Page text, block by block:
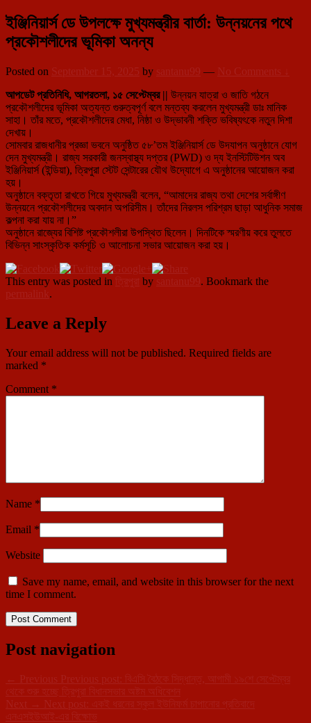
ইঞ্জিনিয়ার্স ডে উপলক্ষে মুখ্যমন্ত্রীর বার্তা: উন্নয়নের পথে
প্রকৌশলীদের ভূমিকা অনন্য
Posted on September 15, 2025 by santanu99 — No Comments ↓
আপডেট প্রতিনিধি, আগরতলা, ১৫ সেপ্টেম্বর || উন্নয়ন যাত্রা ও জাতি গঠনে
প্রকৌশলীদের ভূমিকা অত্যন্ত গুরুত্বপূর্ণ বলে মন্তব্য করলেন মুখ্যমন্ত্রী ডাঃ মানিক
সাহা। তাঁর মতে, প্রকৌশলীদের মেধা, নিষ্ঠা ও উদ্ভাবনী শক্তি ভবিষ্যৎকে নতুন দিশা
দেখায়।
সোমবার রাজধানীর প্রজ্ঞা ভবনে অনুষ্ঠিত ৫৮’তম ইঞ্জিনিয়ার্স ডে উদযাপন অনুষ্ঠানে যোগ
দেন মুখ্যমন্ত্রী। রাজ্য সরকারী জনস্বাস্থ্য দপ্তর (PWD) ও দ্য ইনস্টিটিউশন অব
ইঞ্জিনিয়ার্স (ইন্ডিয়া), ত্রিপুরা স্টেট সেন্টারের যৌথ উদ্যোগে এ অনুষ্ঠানের আয়োজন করা
হয়।
অনুষ্ঠানে বক্তৃতা রাখতে গিয়ে মুখ্যমন্ত্রী বলেন, “আমাদের রাজ্য তথা দেশের সর্বাঙ্গীণ
উন্নয়নে প্রকৌশলীদের অবদান অপরিসীম। তাঁদের নিরলস পরিশ্রম ছাড়া আধুনিক সমাজ
কল্পনা করা যায় না।”
অনুষ্ঠানে রাজ্যের বিশিষ্ট প্রকৌশলীরা উপস্থিত ছিলেন। দিনটিকে স্মরণীয় করে তুলতে
বিভিন্ন সাংস্কৃতিক কর্মসূচি ও আলোচনা সভার আয়োজন করা হয়।
This entry was posted in ত্রিপুরা by santanu99. Bookmark the
permalink.
Leave a Reply
Your email address will not be published. Required fields are
marked *
Comment *
Name *
Email *
Website
Save my name, email, and website in this browser for the next
time I comment.
Post navigation
← Previous Previous post:
বিএসি বৈঠকে সিদ্ধান্ত, আগামী ১৯শে সেপ্টেম্বর
থেকে শুরু হচ্ছে ত্রিপুরা বিধানসভার অষ্টম অধিবেশন
Next → Next post:
একই ধরনের স্কুল ইউনিফর্ম চাপানোর প্রতিবাদে
এনএসইউআই-এর বিক্ষোভ